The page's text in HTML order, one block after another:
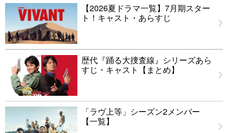
【2026夏ドラマ一覧】7月期スター
ト！キャスト・あらすじ
歴代『踊る大捜査線』シリーズあら
すじ・キャスト【まとめ】
「ラヴ上等」シーズン2メンバー
【一覧】